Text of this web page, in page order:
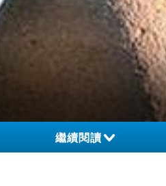
繼續閱讀